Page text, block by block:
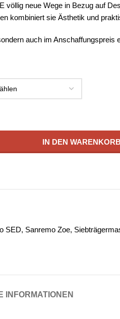
völlig neue Wege in Bezug auf
kombiniert sie Ästhetik und
auch im Anschaffungspreis
IN DEN
SED, Sanremo Zoe,
INFORMATIONEN